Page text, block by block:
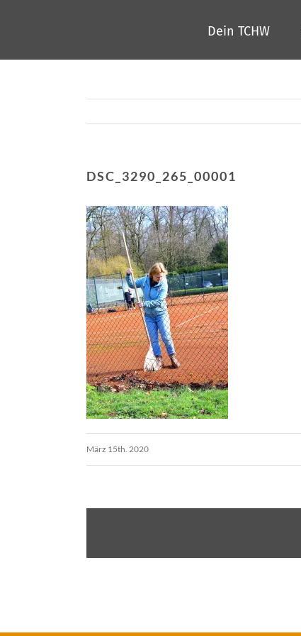
springen
Dein TCHW
DSC_3290_265_00001
März 15th. 2020